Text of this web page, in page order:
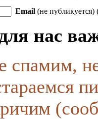
Email (не публикуется)
нас
спамим,